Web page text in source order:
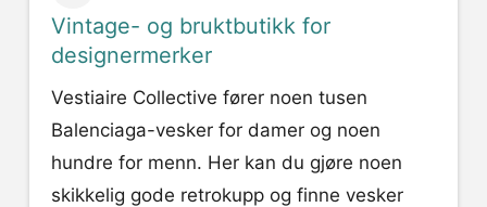
Vintage- og bruktbutikk for
designermerker
Vestiaire Collective fører noen tusen
Balenciaga-vesker for damer og noen
hundre for menn. Her kan du gjøre noen
skikkelig gode retrokupp og finne vesker